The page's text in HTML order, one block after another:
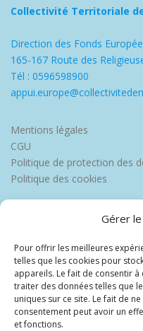
Gérer
Pour offrir les meilleures
telles que les cookies pour
appareils. Le fait de consentir
traiter des données telles que
uniques sur ce site. Le fait de
consentement peut avoir un
et fonctions.
Collectivité Territoriale
Direction des Fonds
165-167 Route des
Tél : 0596598900
Mentions légales
CGU
Politique de protection des
Politique des cookies